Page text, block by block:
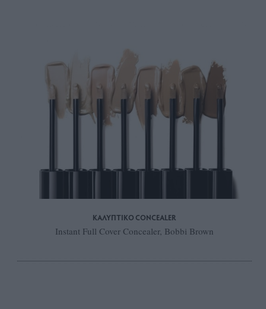
ΚΑΛΥΠΤΙΚΟ CONCEALER
Instant Full Cover Concealer, Bobbi Brown